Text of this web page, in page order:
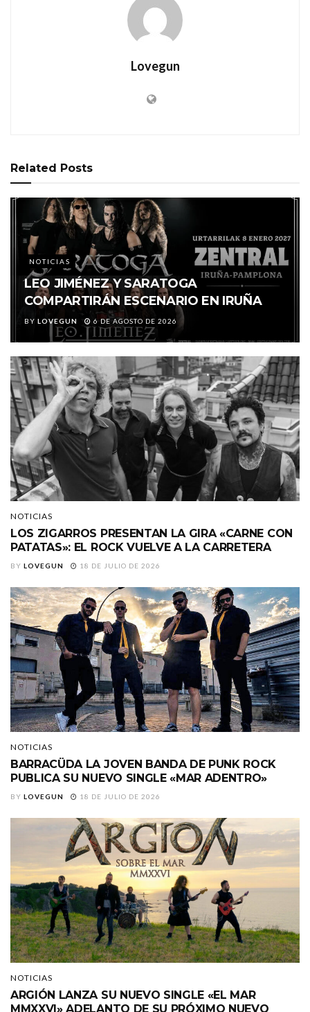
Lovegun
Related Posts
NOTICIAS
LEO JIMÉNEZ Y SARATOGA
COMPARTIRÁN ESCENARIO EN IRUÑA
BY LOVEGUN 6 DE AGOSTO DE 2026
NOTICIAS
LOS ZIGARROS PRESENTAN LA GIRA «CARNE CON
PATATAS»: EL ROCK VUELVE A LA CARRETERA
BY LOVEGUN 18 DE JULIO DE 2026
NOTICIAS
BARRACÜDA LA JOVEN BANDA DE PUNK ROCK
PUBLICA SU NUEVO SINGLE «MAR ADENTRO»
BY LOVEGUN 18 DE JULIO DE 2026
NOTICIAS
ARGIÓN LANZA SU NUEVO SINGLE «EL MAR
MMXXVI» ADELANTO DE SU PRÓXIMO NUEVO